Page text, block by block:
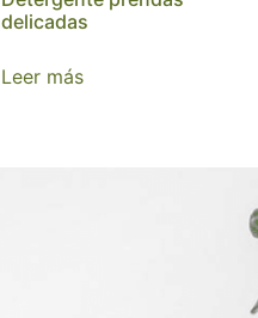
delicadas
Leer más